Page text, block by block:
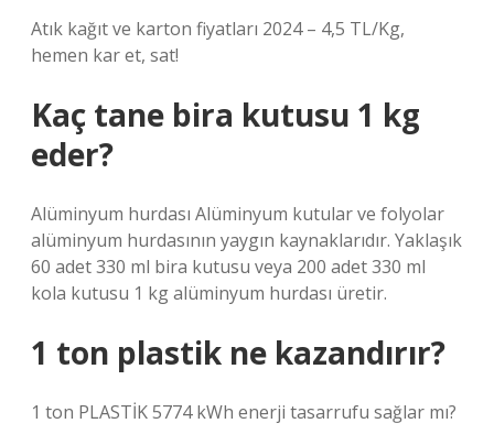
Atık kağıt ve karton fiyatları 2024 – 4,5 TL/Kg,
hemen kar et, sat!
Kaç tane bira kutusu 1 kg
eder?
Alüminyum hurdası Alüminyum kutular ve folyolar
alüminyum hurdasının yaygın kaynaklarıdır. Yaklaşık
60 adet 330 ml bira kutusu veya 200 adet 330 ml
kola kutusu 1 kg alüminyum hurdası üretir.
1 ton plastik ne kazandırır?
1 ton PLASTİK 5774 kWh enerji tasarrufu sağlar mı?